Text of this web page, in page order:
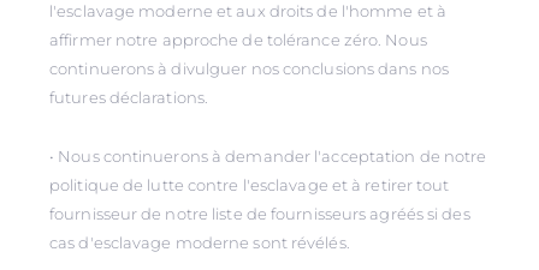
l'esclavage moderne et aux droits de l'homme et à
affirmer notre approche de tolérance zéro. Nous
continuerons à divulguer nos conclusions dans nos
futures déclarations.
• Nous continuerons à demander l'acceptation de notre
politique de lutte contre l'esclavage et à retirer tout
fournisseur de notre liste de fournisseurs agréés si des
cas d'esclavage moderne sont révélés.